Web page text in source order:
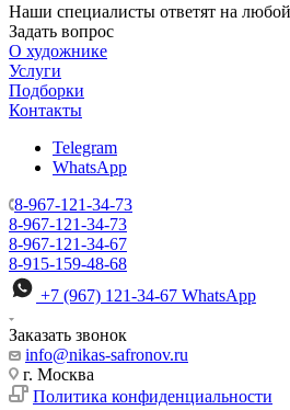
Наши специалисты ответят на
Задать вопрос
О художнике
Услуги
Подборки
Контакты
Telegram
WhatsApp
8-967-121-34-73
8-967-121-34-73
8-967-121-34-67
8-915-159-48-68
+7 (967) 121-34-67 WhatsApp
Заказать звонок
info@nikas-safronov.ru
г. Москва
Политика конфиденциальности